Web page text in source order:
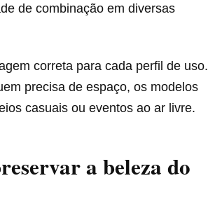
de combinação em diversas
correta para cada perfil de uso.
precisa de espaço, os modelos
casuais ou eventos ao ar livre.
a beleza do